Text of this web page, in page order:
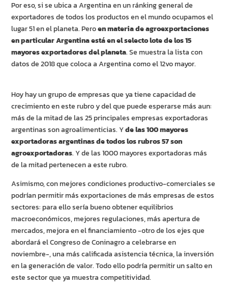
Por eso, si se ubica a Argentina en un ránking general de
exportadores de todos los productos en el mundo ocupamos el
lugar 51 en el planeta. Peroen materia de agroexportaciones
en particular Argentina está en el selecto lote de los 15
mayores exportadores del planeta. Se muestra la lista con
datos de 2018 que coloca a Argentina como el 12vo mayor.
Hoy hay un grupo de empresas que ya tiene capacidad de
crecimiento en este rubro y del que puede esperarse más aun:
más de la mitad de las 25 principales empresas exportadoras
argentinas son agroalimenticias. Yde las 100 mayores
exportadoras argentinas de todos los rubros 57 son
agroexportadoras. Y de las 1000 mayores exportadoras más
de la mitad pertenecen a este rubro.
Asimismo, con mejores condiciones productivo-comerciales se
podrían permitir más exportaciones de más empresas de estos
sectores: para ello sería bueno obtener equilibrios
macroeconómicos, mejores regulaciones, más apertura de
mercados, mejora en el financiamiento -otro de los ejes que
abordará el Congreso de Coninagro a celebrarse en
noviembre-, una más calificada asistencia técnica, la inversión
en la generación de valor. Todo ello podría permitir un salto en
este sector que ya muestra competitividad.